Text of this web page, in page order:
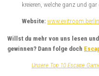
kreieren, welche ganz und
Website: www.exitroom.berlin
Willst du mehr von uns lesen
gewinnen? Dann folge doch
Unsere Top 10 Escape